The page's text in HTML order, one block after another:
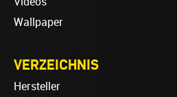
Wallpaper
VERZEICHNIS
Hersteller